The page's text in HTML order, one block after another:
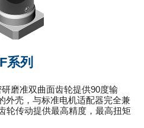
系列
磨准双曲面齿轮提供90度输
外壳，与标准电机适配器完全兼
轮传动提供最高精度，最高扭矩